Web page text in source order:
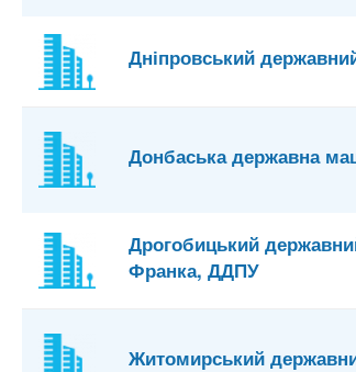
Дніпровський
Донбаська державна
Дрогобицький
Франка, ДДПУ
Житомирський